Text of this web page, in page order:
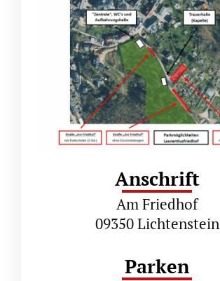
Anschrift
Am Friedhof
09350 Lichtenstein
Parken